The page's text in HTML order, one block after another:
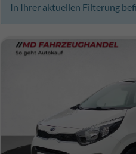
In Ihrer aktuellen Filterung